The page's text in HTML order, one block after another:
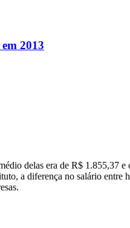
2013
delas era de R$ 1.855,37
a diferença no salário entre